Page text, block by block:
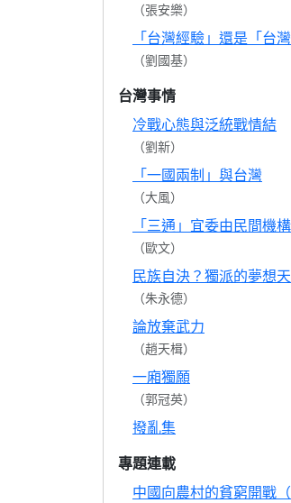
（張安樂）
「台灣經驗」還是「台
（劉國基）
台灣事情
冷戰心態與泛統戰情結
（劉新）
「一國兩制」與台灣
（大風）
「三通」宜委由民間機
（歐文）
民族自決？獨派的夢想
（朱永德）
論放棄武力
（趙天楫）
一廂獨願
（郭冠英）
撥亂集
專題連載
中國向農村的貧窮開戰（